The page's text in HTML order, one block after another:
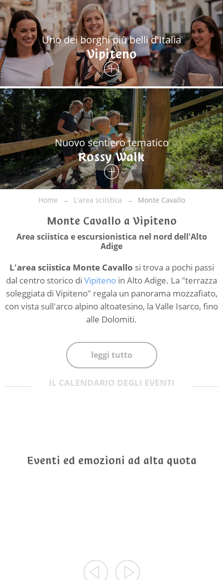
Uno dei borghi più belli d'Italia
Vipiteno
Nuovo sentiero tematico
Rossy Walk
Home L'area sciistica Monte Cavallo
Monte Cavallo a Vipiteno
Area sciistica e escursionistica nel nord dell'Alto
Adige
L'area sciistica Monte Cavallo si trova a pochi passi
dal centro storico di Vipiteno in Alto Adige. La "terrazza
soleggiata di Vipiteno" regala un panorama mozzafiato,
con vista sull'arco alpino altoatesino, la Valle Isarco, fino
alle Dolomiti.
leggi tutto
IL CALENDARIO DEGLI EVENTI
Eventi ed emozioni ad alta quota